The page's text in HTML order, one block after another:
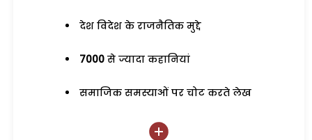
देश विदेश के राजनैतिक मुद्दे
7000 से ज्यादा कहानियां
समाजिक समस्याओं पर चोट करते लेख